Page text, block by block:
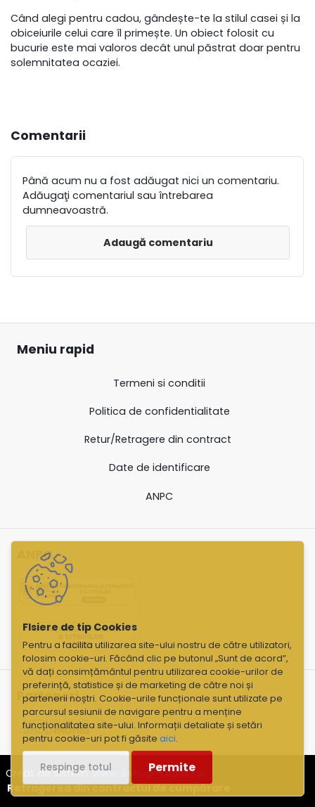
Pentru a facilita utilizarea site-ului nostru de către utilizatori,
folosim cookie-uri. Făcând clic pe butonul „Sunt de acord”,
vă dați consimțământul pentru utilizarea cookie-urilor de
preferință, statistice și de marketing de către noi și
partenerii noștri. Cookie-urile funcționale sunt utilizate pe
parcursul sesiunii de navigare pentru a menține
funcționalitatea site-ului. Informații detaliate și setări
pentru cookie-uri pot fi găsite aici.
Respinge totul Permite
Când alegi pentru cadou, gândește-te la stilul casei și la
obiceiurile celui care îl primește. Un obiect folosit cu
bucurie este mai valoros decât unul păstrat doar pentru
solemnitatea ocaziei.
Comentarii
Până acum nu a fost adăugat nici un comentariu.
Adăugaţi comentariul sau întrebarea
dumneavoastră.
Adaugă comentariu
Meniu rapid
Termeni si conditii
Politica de confidentialitate
Retur/Retragere din contract
Date de identificare
ANPC
ANPC
Parteneri
Creat de sistemwww.eshop-rapid.ro
Retragerea din contractul de cumpărare